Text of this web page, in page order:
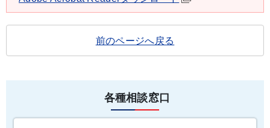
前のページへ戻る
各種相談窓口